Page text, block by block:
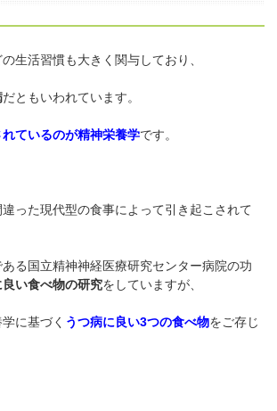
生活習慣も大きく関与しており、
だともいわれています。
れているのが精神栄養学です。
った現代型の食事によって引き起こされて
る国立精神神経医療研究センター病院の功
良い食べ物の研究をしていますが、
に基づく うつ病に良い3つの食べ物をご存じ